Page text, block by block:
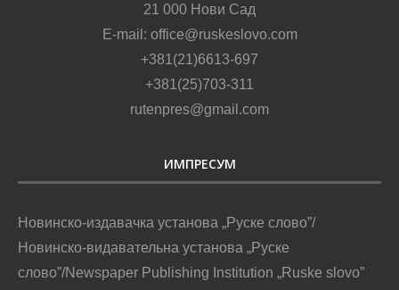
21 000 Нови Сад
E-mail: office@ruskeslovo.com
+381(21)6613-697
+381(25)703-311
rutenpres@gmail.com
ИМПРЕСУМ
Новинско-издавачка установа „Руске слово”/
Новинско-видавательна установа „Руске
слово”/Newspaper Publishing Institution „Ruske slovo”